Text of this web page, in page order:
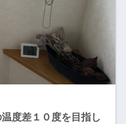
度差１０度を目指し